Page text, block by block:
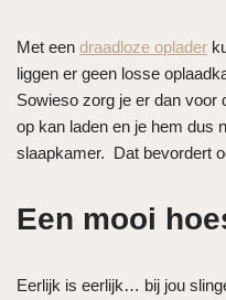
Met een draadloze oplader
liggen er geen losse
Sowieso zorg je er dan voor
op kan laden en je hem dus
slaapkamer. Dat bevordert
Een mooi
Eerlijk is eerlijk… bij jou